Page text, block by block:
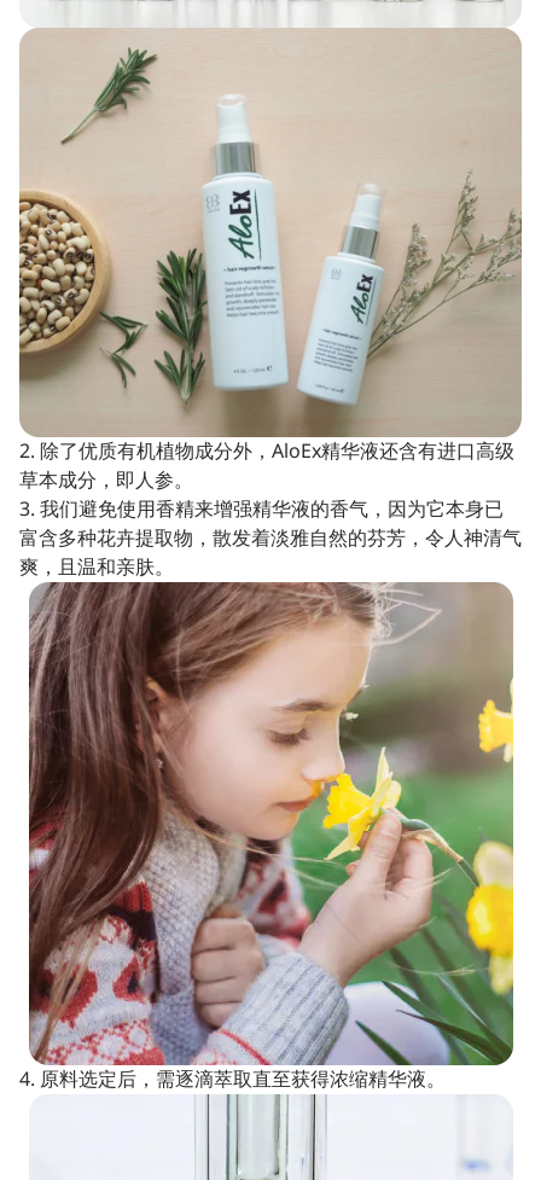
2. 除了优质有机植物成分外，AloEx精华液还含有进口高级
草本成分，即人参。
3. 我们避免使用香精来增强精华液的香气，因为它本身已
富含多种花卉提取物，散发着淡雅自然的芬芳，令人神清气
爽，且温和亲肤。
4. 原料选定后，需逐滴萃取直至获得浓缩精华液。